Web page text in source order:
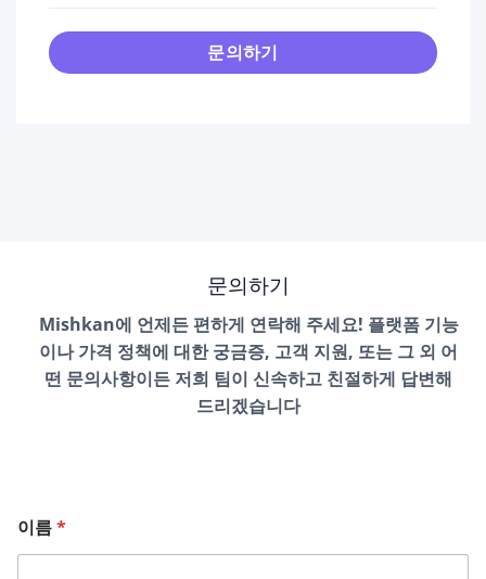
문의하기
문의하기
Mishkan에 언제든 편하게 연락해 주세요! 플랫폼 기능
이나 가격 정책에 대한 궁금증, 고객 지원, 또는 그 외 어
떤 문의사항이든 저희 팀이 신속하고 친절하게 답변해
드리겠습니다
의
o
이름*